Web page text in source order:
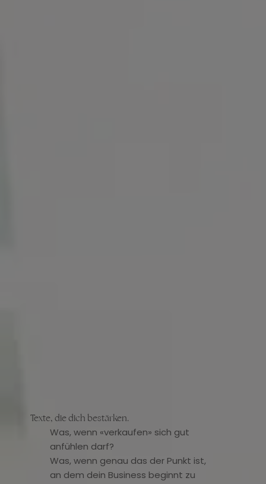
Texte, die dich bestärken.
Was, wenn «verkaufen» sich gut
anfühlen darf?
Was, wenn genau das der Punkt ist,
an dem dein Business beginnt zu